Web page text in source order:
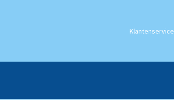
Klantenservice